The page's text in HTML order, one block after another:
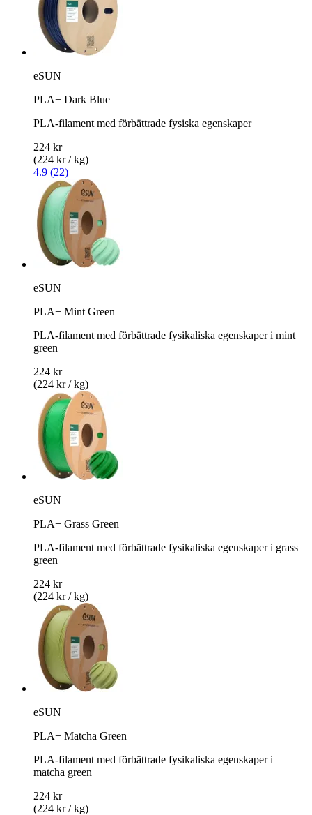
eSUN
PLA+ Dark Blue
PLA-filament med förbättrade fysiska egenskaper
224 kr
(224 kr / kg)
4.9 (22)
eSUN
PLA+ Mint Green
PLA-filament med förbättrade fysikaliska egenskaper i mint
green
224 kr
(224 kr / kg)
eSUN
PLA+ Grass Green
PLA-filament med förbättrade fysikaliska egenskaper i grass
green
224 kr
(224 kr / kg)
eSUN
PLA+ Matcha Green
PLA-filament med förbättrade fysikaliska egenskaper i
matcha green
224 kr
(224 kr / kg)